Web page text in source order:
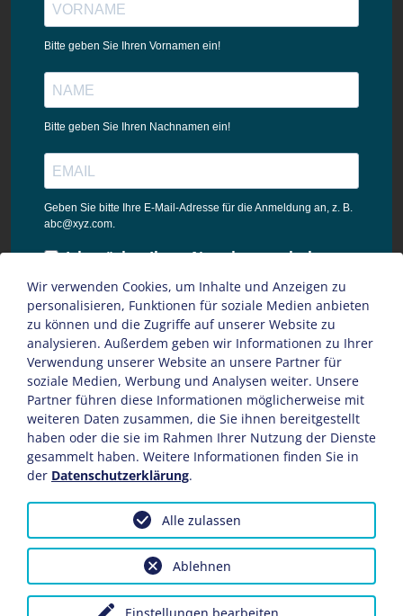
Bitte geben Sie Ihren Vornamen ein!
Bitte geben Sie Ihren Nachnamen ein!
Geben Sie bitte Ihre E-Mail-Adresse für die Anmeldung an, z. B.
abc@xyz.com.
Ich möchte Ihren Newsletter erhalten
und akzeptiere die
Datenschutzbestimmungen dieser
Webseite.
Sie können den Newsletter jederzeit über den Link in unserem
Newsletter abbestellen.
AGB Datenschutz
hoffmann
marketing- All Rights Reserved
Wir verwenden Cookies, um Inhalte und Anzeigen zu
personalisieren, Funktionen für soziale Medien anbieten
zu können und die Zugriffe auf unserer Website zu
analysieren. Außerdem geben wir Informationen zu Ihrer
Verwendung unserer Website an unsere Partner für
soziale Medien, Werbung und Analysen weiter. Unsere
Partner führen diese Informationen möglicherweise mit
weiteren Daten zusammen, die Sie ihnen bereitgestellt
haben oder die sie im Rahmen Ihrer Nutzung der Dienste
gesammelt haben. Weitere Informationen finden Sie in
der Datenschutzerklärung.
Ablehnen
Alle zulassen